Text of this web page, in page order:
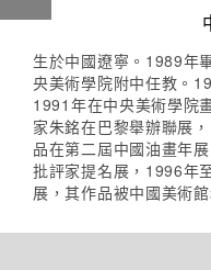
生於中國遼寧。1989年
央美術學院附中任教。
1991年在中央美術學院
家朱銘在巴黎舉辦聯展
品在第二屆中國油畫年
批評家提名展，1996年
展，其作品被中國美術